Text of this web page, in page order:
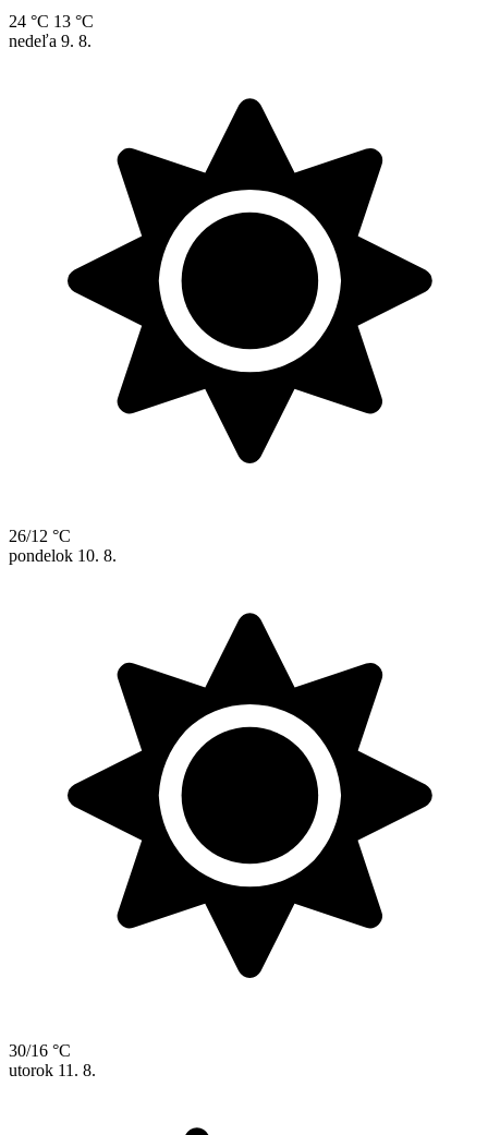
24 °C 13 °C
nedeľa 9. 8.
26/12 °C
pondelok 10. 8.
30/16 °C
utorok 11. 8.